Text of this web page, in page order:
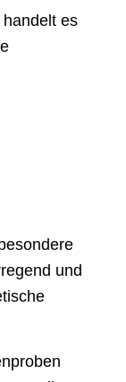
es
und